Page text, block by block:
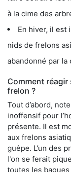
à la cime des
En hiver, il est
nids de frelons
abandonné par la
Comment
frelon ?
Tout d’abord,
inoffensif pour
présente. Il est
aux frelons
guêpe. L’un des
l'on se ferait
toutes les bagues